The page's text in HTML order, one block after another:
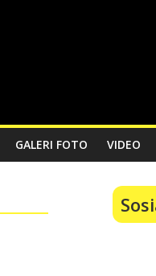
GALERI FOTO VIDEO